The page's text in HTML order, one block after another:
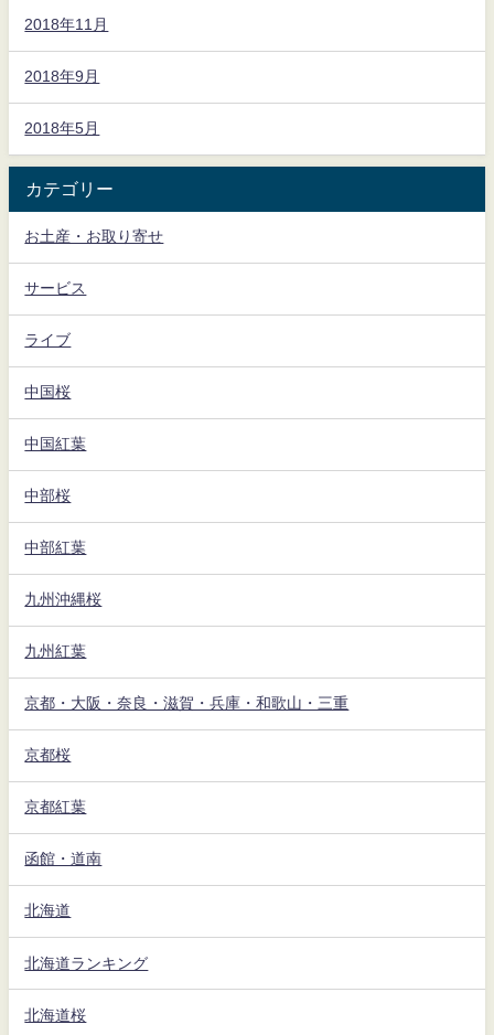
2018年11月
2018年9月
2018年5月
カテゴリー
お土産・お取り寄せ
サービス
ライブ
中国桜
中国紅葉
中部桜
中部紅葉
九州沖縄桜
九州紅葉
京都・大阪・奈良・滋賀・兵庫・和歌山・三重
京都桜
京都紅葉
函館・道南
北海道
北海道ランキング
北海道桜